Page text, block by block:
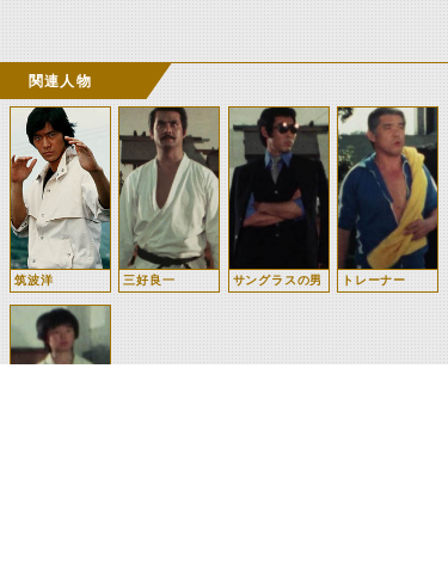
関連人物
筑波洋 三好良一 サングラスの男 トレーナー